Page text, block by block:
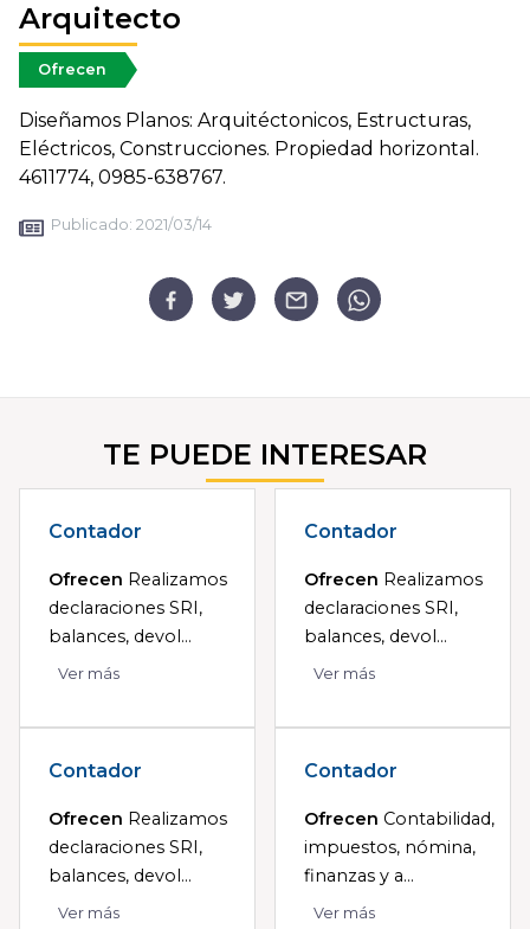
Arquitecto
Ofrecen
Diseñamos Planos: Arquitéctonicos, Estructuras,
Eléctricos, Construcciones. Propiedad horizontal.
4611774, 0985-638767.
Publicado: 2021/03/14
TE PUEDE INTERESAR
Contador
Ofrecen Realizamos
declaraciones SRI,
balances, devol...
Ver más
Contador
Ofrecen Realizamos
declaraciones SRI,
balances, devol...
Ver más
Contador
Ofrecen Realizamos
declaraciones SRI,
balances, devol...
Ver más
Contador
Ofrecen Contabilidad,
impuestos, nómina,
finanzas y a...
Ver más